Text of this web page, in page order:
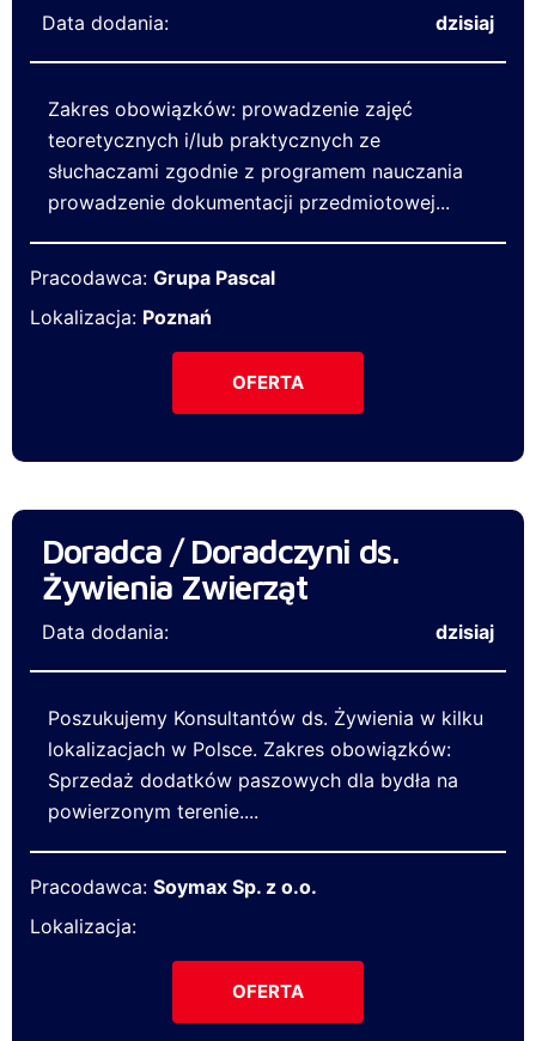
Data dodania: dzisiaj
Zakres obowiązków: prowadzenie zajęć
teoretycznych i/lub praktycznych ze
słuchaczami zgodnie z programem nauczania
prowadzenie dokumentacji przedmiotowej...
Pracodawca: Grupa Pascal
Lokalizacja: Poznań
OFERTA
Doradca / Doradczyni ds.
Żywienia Zwierząt
Data dodania: dzisiaj
Poszukujemy Konsultantów ds. Żywienia w kilku
lokalizacjach w Polsce. Zakres obowiązków:
Sprzedaż dodatków paszowych dla bydła na
powierzonym terenie....
Pracodawca: Soymax Sp. z o.o.
Lokalizacja:
OFERTA